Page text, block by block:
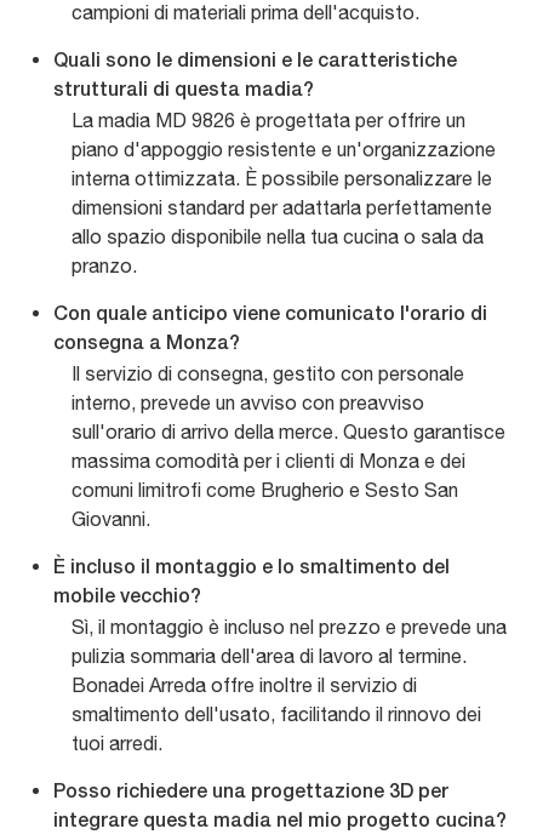
campioni di materiali prima dell'acquisto.
Quali sono le dimensioni e le caratteristiche
strutturali di questa madia?
La madia MD 9826 è progettata per offrire un
piano d'appoggio resistente e un'organizzazione
interna ottimizzata. È possibile personalizzare le
dimensioni standard per adattarla perfettamente
allo spazio disponibile nella tua cucina o sala da
pranzo.
Con quale anticipo viene comunicato l'orario di
consegna a Monza?
Il servizio di consegna, gestito con personale
interno, prevede un avviso con preavviso
sull'orario di arrivo della merce. Questo garantisce
massima comodità per i clienti di Monza e dei
comuni limitrofi come Brugherio e Sesto San
Giovanni.
È incluso il montaggio e lo smaltimento del
mobile vecchio?
Sì, il montaggio è incluso nel prezzo e prevede una
pulizia sommaria dell'area di lavoro al termine.
Bonadei Arreda offre inoltre il servizio di
smaltimento dell'usato, facilitando il rinnovo dei
tuoi arredi.
Posso richiedere una progettazione 3D per
integrare questa madia nel mio progetto cucina?